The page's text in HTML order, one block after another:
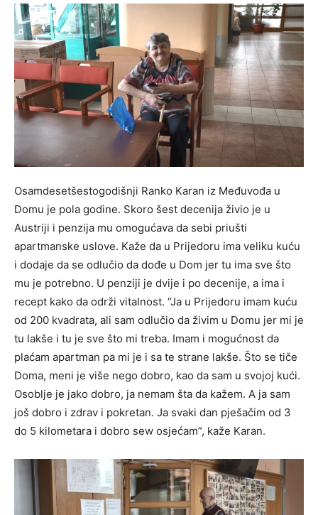
Osamdesetšestogodišnji Ranko Karan iz Međuvođa u
Domu je pola godine. Skoro šest decenija živio je u
Austriji i penzija mu omogućava da sebi priušti
apartmanske uslove. Kaže da u Prijedoru ima veliku kuću
i dodaje da se odlučio da dođe u Dom jer tu ima sve što
mu je potrebno. U penziji je dvije i po decenije, a ima i
recept kako da održi vitalnost. “Ja u Prijedoru imam kuću
od 200 kvadrata, ali sam odlučio da živim u Domu jer mi je
tu lakše i tu je sve što mi treba. Imam i mogućnost da
plaćam apartman pa mi je i sa te strane lakše. Što se tiče
Doma, meni je više nego dobro, kao da sam u svojoj kući.
Osoblje je jako dobro, ja nemam šta da kažem. A ja sam
još dobro i zdrav i pokretan. Ja svaki dan pješačim od 3
do 5 kilometara i dobro sew osjećam”, kaže Karan.